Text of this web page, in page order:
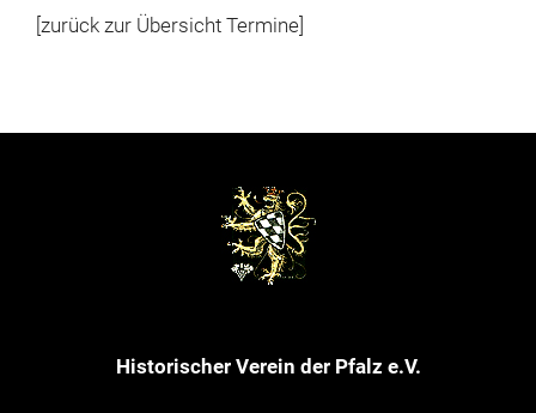
[zurück zur Übersicht Termine]
Historischer Verein der Pfalz e.V.